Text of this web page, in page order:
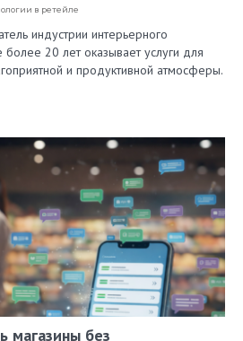
в ретейле
индустрии интерьерного
20 лет оказывает услуги для
и продуктивной атмосферы.
магазины без